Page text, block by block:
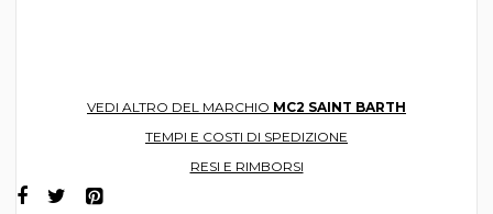
VEDI ALTRO DEL MARCHIO MC2 SAINT BARTH
TEMPI E COSTI DI SPEDIZIONE
RESI E RIMBORSI